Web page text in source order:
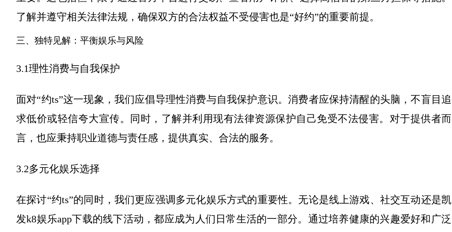
了解并遵守相关法律法规，确保双方的合法权益不受侵害也是“好约”的重要前提。
三、独特见解：平衡娱乐与风险
3.1理性消费与自我保护
面对“约ts”这一现象，我们应倡导理性消费与自我保护意识。消费者应保持清醒的头脑，不盲目追
求低价或轻信夸大宣传。同时，了解并利用现有法律资源保护自己免受不法侵害。对于提供者而
言，也应秉持职业道德与责任感，提供真实、合法的服务。
3.2多元化娱乐选择
在探讨“约ts”的同时，我们更应强调多元化娱乐方式的重要性。无论是线上游戏、社交互动还是凯
发k8娱乐app下载的线下活动，都应成为人们日常生活的一部分。通过培养健康的兴趣爱好和广泛